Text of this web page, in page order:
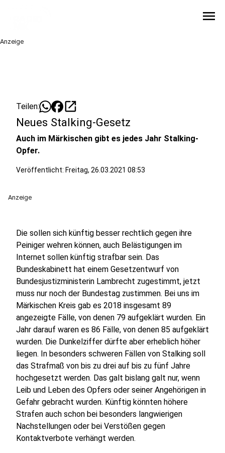
menu
Anzeige
Teilen: open_in_new
Neues Stalking-Gesetz
Auch im Märkischen gibt es jedes Jahr Stalking-
Opfer.
Veröffentlicht: Freitag, 26.03.2021 08:53
Anzeige
Die sollen sich künftig besser rechtlich gegen ihre
Peiniger wehren können, auch Belästigungen im
Internet sollen künftig strafbar sein. Das
Bundeskabinett hat einem Gesetzentwurf von
Bundesjustizministerin Lambrecht zugestimmt, jetzt
muss nur noch der Bundestag zustimmen. Bei uns im
Märkischen Kreis gab es 2018 insgesamt 89
angezeigte Fälle, von denen 79 aufgeklärt wurden. Ein
Jahr darauf waren es 86 Fälle, von denen 85 aufgeklärt
wurden. Die Dunkelziffer dürfte aber erheblich höher
liegen. In besonders schweren Fällen von Stalking soll
das Strafmaß von bis zu drei auf bis zu fünf Jahre
hochgesetzt werden. Das galt bislang galt nur, wenn
Leib und Leben des Opfers oder seiner Angehörigen in
Gefahr gebracht wurden. Künftig könnten höhere
Strafen auch schon bei besonders langwierigen
Nachstellungen oder bei Verstößen gegen
Kontaktverbote verhängt werden.